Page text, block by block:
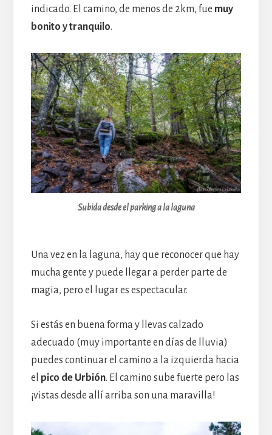
indicado. El camino, de menos de 2km, fue muy
bonito y tranquilo.
Subida desde el parking a la laguna
Una vez en la laguna, hay que reconocer que hay
mucha gente y puede llegar a perder parte de
magia, pero el lugar es espectacular.
Si estás en buena forma y llevas calzado
adecuado (muy importante en días de lluvia)
puedes continuar el camino a la izquierda hacia
el pico de Urbión. El camino sube fuerte pero las
¡vistas desde allí arriba son una maravilla!